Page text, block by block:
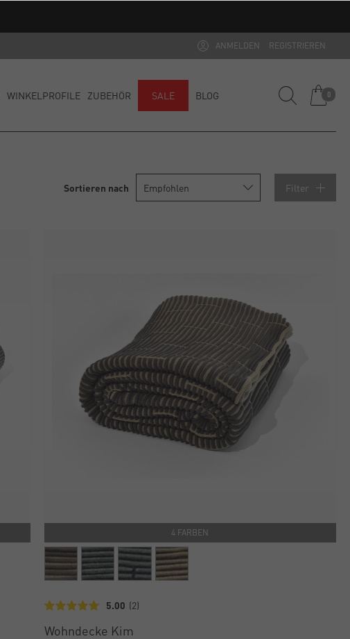
ANMELDEN REGISTRIEREN
WINKELPROFILE ZUBEHÖR SALE BLOG 0
Filter
4 FARBEN
5.00 (2)
Wohndecke Kim